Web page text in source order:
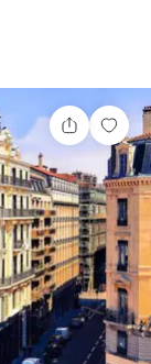
Teilen